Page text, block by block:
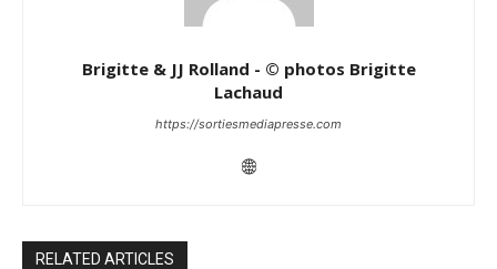
Brigitte & JJ Rolland - © photos Brigitte
Lachaud
https://sortiesmediapresse.com
RELATED ARTICLES